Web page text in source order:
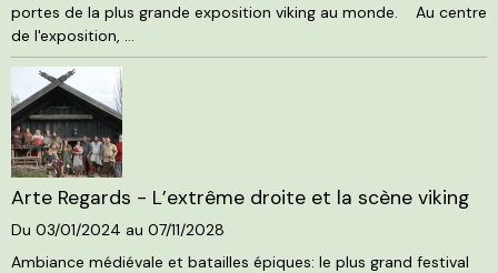
portes de la plus grande exposition viking au monde. Au centre
de l'exposition, ...
Arte Regards - L’extrême droite et la scène viking
Du 03/01/2024 au 07/11/2028
Ambiance médiévale et batailles épiques: le plus grand festival